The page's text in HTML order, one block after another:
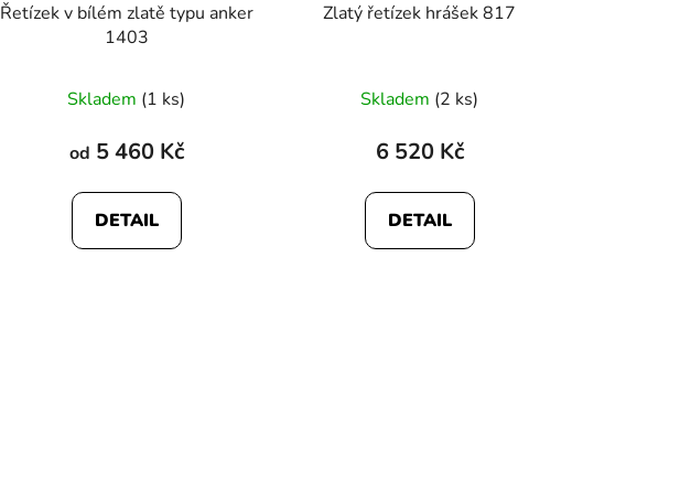
Řetízek v bílém zlatě typu anker
1403
Skladem (1 ks)
od 5 460 Kč
DETAIL
Zlatý řetízek hrášek 817
Skladem (2 ks)
6 520 Kč
DETAIL